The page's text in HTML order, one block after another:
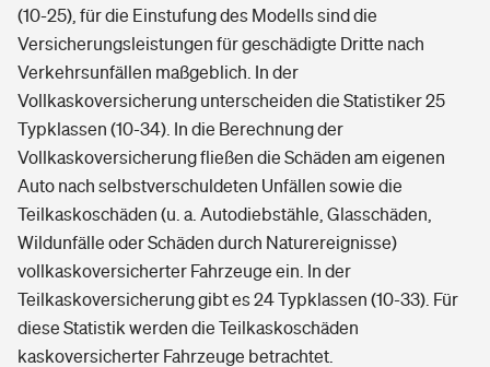
(10-25), für die Einstufung des Modells sind die
Versicherungsleistungen für geschädigte Dritte nach
Verkehrsunfällen maßgeblich. In der
Vollkaskoversicherung unterscheiden die Statistiker 25
Typklassen (10-34). In die Berechnung der
Vollkaskoversicherung fließen die Schäden am eigenen
Auto nach selbstverschuldeten Unfällen sowie die
Teilkaskoschäden (u. a. Autodiebstähle, Glasschäden,
Wildunfälle oder Schäden durch Naturereignisse)
vollkaskoversicherter Fahrzeuge ein. In der
Teilkaskoversicherung gibt es 24 Typklassen (10-33). Für
diese Statistik werden die Teilkaskoschäden
kaskoversicherter Fahrzeuge betrachtet.